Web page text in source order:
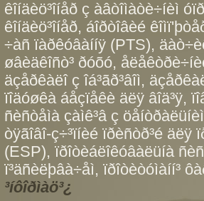
êîíäèö³îíåð ç àâòîìàòè÷íèì
êîíäèö³îíåð, áîðòîâèé
÷àñ ïàðêóâàííÿ (PTS),
øâèäêîñò³ ðóõó,
äçåðêàëî ç îá³ãð³âîì,
ïîäóøêà áåçïåêè äëÿ âîä³ÿ,
ñèñòåìà çàìê³â ç
òÿãîâî-ç÷³ïíèé ïðèñòð³é äëÿ
(ESP), ïðîòèáëîêóâàëüíà
ï³äñèëþâà÷åì, ïðîòèòóìàíí³
³íôîðìàö³¿